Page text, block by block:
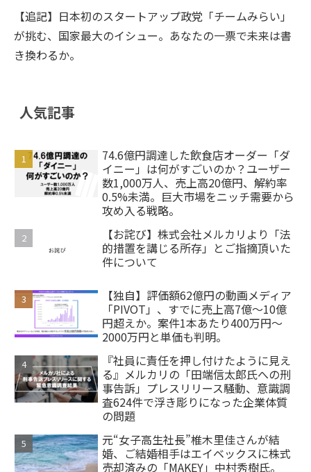
【追記】日本初のスタートアップ政党「チームみらい」
が挑む、国家最大のイシュー。あなたの一票で未来は書
き換わるか。
人気記事
74.6億円調達した飲食店オーダー「ダ
イニー」は何がすごいのか？ユーザー
数1,000万人、売上高20億円、解約率
0.5%未満。巨大市場をニッチ需要から
攻め入る戦略。
【お詫び】株式会社メルカリより「法
的措置を講じる所存」とご指摘頂いた
件について
【独自】評価額62億円の動画メディア
「PIVOT」、すでに売上高7億～10億
円超えか。案件1本あたり400万円～
2000万円と単価も判明。
『社員に責任を押し付けたように見え
る』メルカリの「田端信太郎氏への刑
事告訴」プレスリリース騒動、意識調
査624件で浮き彫りになった企業体質
の問題
元“女子高生社長”椎木里佳さんが結
婚、ご結婚相手はエイベックスに株式
売却済みの「MAKEY」中村秀樹氏。